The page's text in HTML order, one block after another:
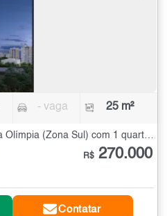
- vaga 25 m²
Apartamento à Venda na Vila Olímpia (Zona Sul) com 1 quarto - 25 m²
R$ 270.000
Contatar